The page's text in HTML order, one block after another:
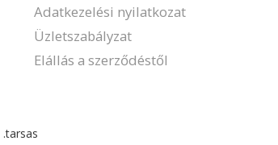
Adatkezelési nyilatkozat
Üzletszabályzat
Elállás a szerződéstől
.tarsas